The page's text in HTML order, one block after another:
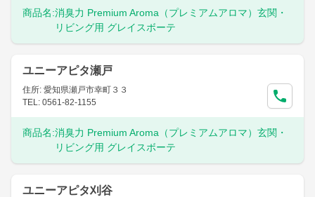
商品名:消臭力 Premium Aroma（プレミアムアロマ）玄関・
リビング用 グレイスボーテ
ユニーアピタ瀬戸
住所: 愛知県瀬戸市幸町３３
TEL: 0561-82-1155
商品名:消臭力 Premium Aroma（プレミアムアロマ）玄関・
リビング用 グレイスボーテ
ユニーアピタ刈谷